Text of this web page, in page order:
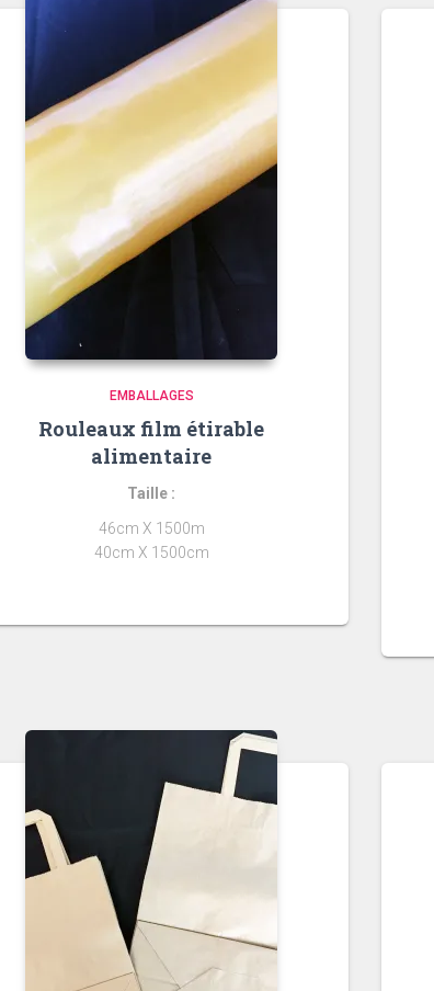
EMBALLAGES
Rouleaux film étirable
alimentaire
Taille :
46cm X 1500m
40cm X 1500cm